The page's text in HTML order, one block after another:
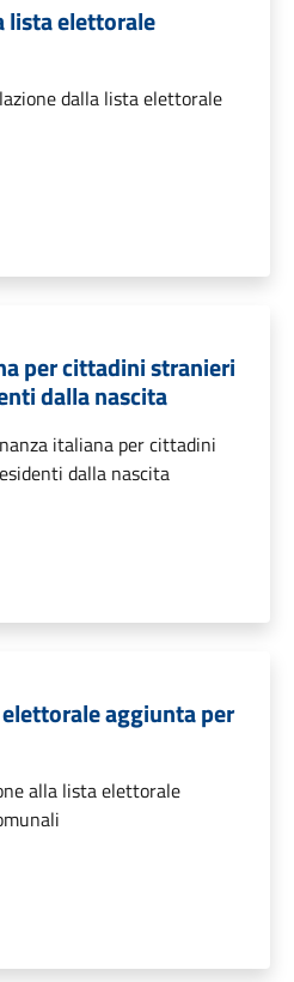
lista elettorale
dalla lista elettorale
per cittadini stranieri
dalla nascita
italiana per cittadini
dalla nascita
aggiunta per
alla lista elettorale